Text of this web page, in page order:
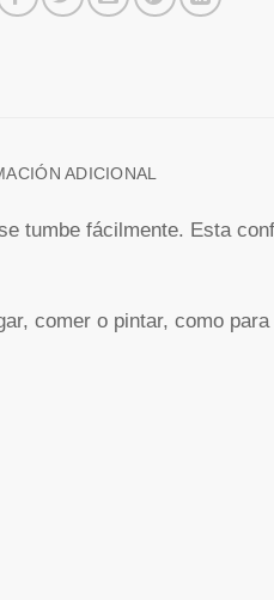
ADICIONAL
tumbe fácilmente. Esta
comer o pintar, como